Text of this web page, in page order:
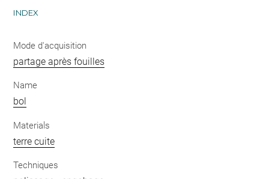
INDEX
Mode d'acquisition
partage après fouilles
Name
bol
Materials
terre cuite
Techniques